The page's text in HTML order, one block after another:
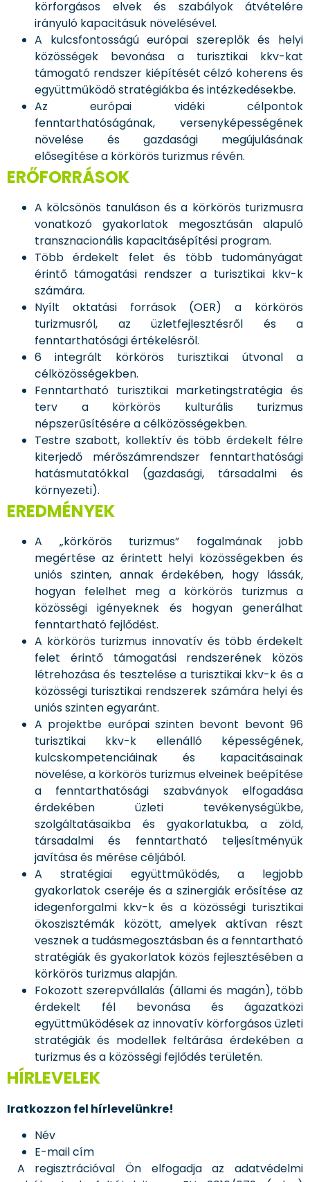
körforgásos elvek és szabályok átvételére
irányuló kapacitásuk növelésével.
A kulcsfontosságú európai szereplők és helyi
közösségek bevonása a turisztikai kkv-kat
támogató rendszer kiépítését célzó koherens és
együttműködő stratégiákba és intézkedésekbe.
Az európai vidéki célpontok
fenntarthatóságának, versenyképességének
növelése és gazdasági megújulásának
elősegítése a körkörös turizmus révén.
ERŐFORRÁSOK
A kölcsönös tanuláson és a körkörös turizmusra
vonatkozó gyakorlatok megosztásán alapuló
transznacionális kapacitásépítési program.
Több érdekelt felet és több tudományágat
érintő támogatási rendszer a turisztikai kkv-k
számára.
Nyílt oktatási források (OER) a körkörös
turizmusról, az üzletfejlesztésről és a
fenntarthatósági értékelésről.
6 integrált körkörös turisztikai útvonal a
célközösségekben.
Fenntartható turisztikai marketingstratégia és
terv a körkörös kulturális turizmus
népszerűsítésére a célközösségekben.
Testre szabott, kollektív és több érdekelt félre
kiterjedő mérőszámrendszer fenntarthatósági
hatásmutatókkal (gazdasági, társadalmi és
környezeti).
EREDMÉNYEK
A „körkörös turizmus” fogalmának jobb
megértése az érintett helyi közösségekben és
uniós szinten, annak érdekében, hogy lássák,
hogyan felelhet meg a körkörös turizmus a
közösségi igényeknek és hogyan generálhat
fenntartható fejlődést.
A körkörös turizmus innovatív és több érdekelt
felet érintő támogatási rendszerének közös
létrehozása és tesztelése a turisztikai kkv-k és a
közösségi turisztikai rendszerek számára helyi és
uniós szinten egyaránt.
A projektbe európai szinten bevont bevont 96
turisztikai kkv-k ellenálló képességének,
kulcskompetenciáinak és kapacitásainak
növelése, a körkörös turizmus elveinek beépítése
a fenntarthatósági szabványok elfogadása
érdekében üzleti tevékenységükbe,
szolgáltatásaikba és gyakorlatukba, a zöld,
társadalmi és fenntartható teljesítményük
javítása és mérése céljából.
A stratégiai együttműködés, a legjobb
gyakorlatok cseréje és a szinergiák erősítése az
idegenforgalmi kkv-k és a közösségi turisztikai
ökoszisztémák között, amelyek aktívan részt
vesznek a tudásmegosztásban és a fenntartható
stratégiák és gyakorlatok közös fejlesztésében a
körkörös turizmus alapján.
Fokozott szerepvállalás (állami és magán), több
érdekelt fél bevonása és ágazatközi
együttműködések az innovatív körforgásos üzleti
stratégiák és modellek feltárása érdekében a
turizmus és a közösségi fejlődés területén.
HÍRLEVELEK
Iratkozzon fel hírlevelünkre!
Név
E-mail cím
A regisztrációval Ön elfogadja az adatvédelmi